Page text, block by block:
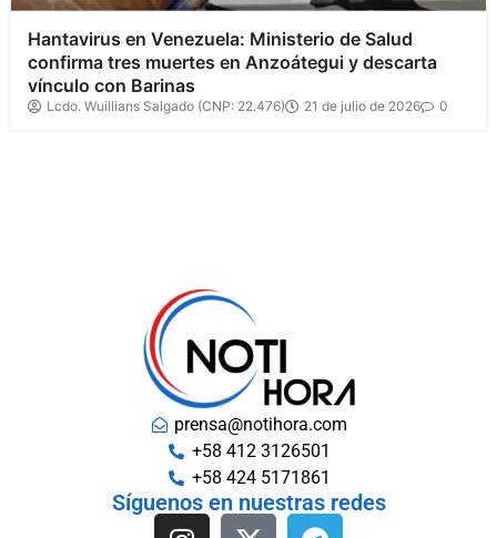
Hantavirus en Venezuela: Ministerio de Salud
confirma tres muertes en Anzoátegui y descarta
vínculo con Barinas
Lcdo. Wuillians Salgado (CNP: 22.476) 21 de julio de 2026 0
prensa@notihora.com
+58 412 3126501
+58 424 5171861
Síguenos en nuestras redes